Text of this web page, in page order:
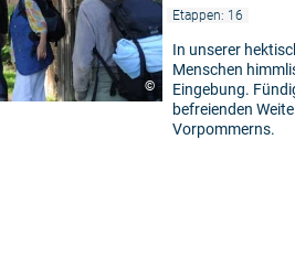
©
Etappen: 16
In unserer
Menschen
Eingebung.
befreienden
Vorpommerns.